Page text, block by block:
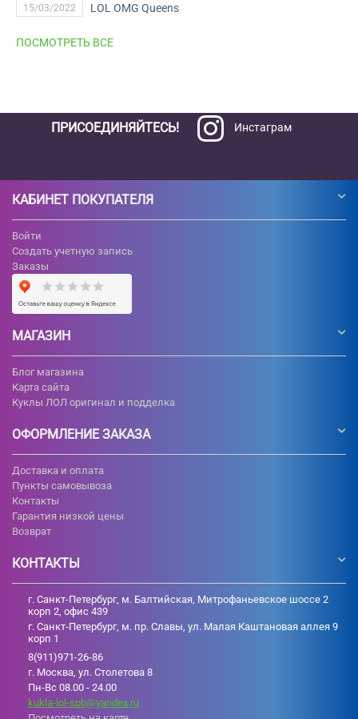
15/03/2022 LOL OMG Queens
ПОСМОТРЕТЬ ВСЕ
ПРИСОЕДИНЯЙТЕСЬ! Инстаграм
КАБИНЕТ ПОКУПАТЕЛЯ
Войти
Создать учетную запись
Заказы
МАГАЗИН
Блог магазина
Карта сайта
Куклы ЛОЛ оригинал и подделка
ОФОРМЛЕНИЕ ЗАКАЗА
Доставка и оплата
Пункты самовывоза
Контакты
Гарантия низкой цены
Возврат
КОНТАКТЫ
г. Санкт-Петербург, м. Балтийская, Митрофаньевское шоссе 2
корп 2, офис 439
г. Санкт-Петербург, м. пр. Славы, ул. Малая Каштановая аллея 9
корп 1
8(911)971-26-86
г. Москва, ул. Столетова 8
Пн-Вс 08.00 - 24.00
kukla-lol-spb@yandex.ru